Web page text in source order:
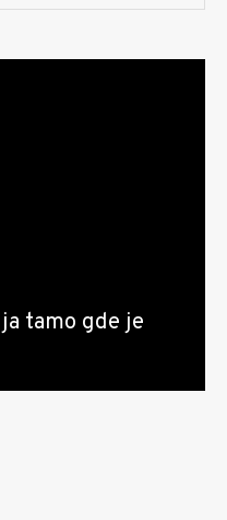
tamo gde je